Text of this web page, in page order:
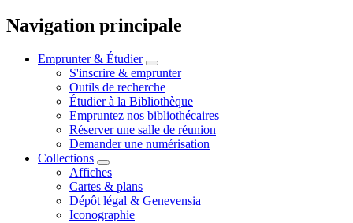
Navigation principale
Emprunter & Étudier
S'inscrire & emprunter
Outils de recherche
Étudier à la Bibliothèque
Empruntez nos bibliothécaires
Réserver une salle de réunion
Demander une numérisation
Collections
Affiches
Cartes & plans
Dépôt légal & Genevensia
Iconographie